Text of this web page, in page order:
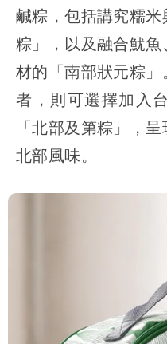
鹹粽，包括講究糯
粽」，以及融合魷
材的「南部狀元粽
者，則可選擇加入
「北部及第粽」，
北部風味。